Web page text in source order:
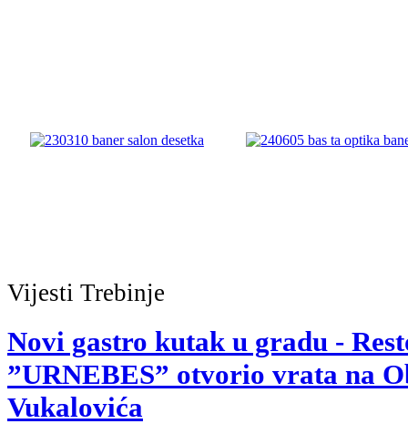
Vijesti Trebinje
Novi gastro kutak u gradu -
”URNEBES” otvorio vrata na
Vukalovića